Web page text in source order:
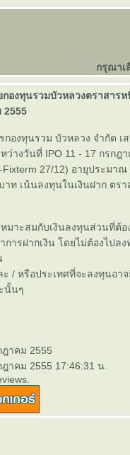
กรุณาเ
กองทุนรวมบัวหลวงตราสา
2555
กองทุนรวม บัวหลวง จำกัด
ว่างวันที่ IPO 11 - 17 กรก
Fixterm 27/12) อายุประม
ท เน้นลงทุนในเงินฝาก ตร
มาะสมกับเงินลงทุนส่วนที่ต้
การฝากเงิน โดยไม่ต้องไป
/ หรือประเทศที่จะลงทุนอ
นั้นๆ
ฎาคม 2555
าคม 2555 17:46:31 น.